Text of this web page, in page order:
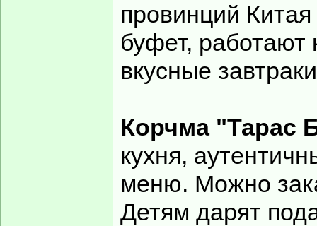
провинций
буфет, работают
вкусные
Корчма "Тарас
кухня,
меню. Можно
Детям дарят